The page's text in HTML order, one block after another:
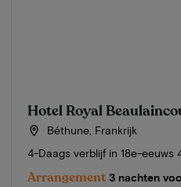
Hotel Royal
Béthune, Frankrijk
4-Daags verblijf in 18e-eeuws
Arrangement 3 nachten